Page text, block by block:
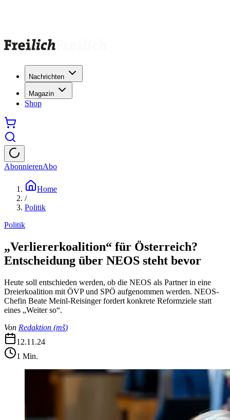
Nachrichten
Magazin
Shop
AbonnierenAbo
Home
/
Politik
Politik
„Verliererkoalition“ für Österreich?
Entscheidung über NEOS steht bevor
Heute soll entschieden werden, ob die NEOS als Partner in eine
Dreierkoalition mit ÖVP und SPÖ aufgenommen werden. NEOS-
Chefin Beate Meinl-Reisinger fordert konkrete Reformziele statt
eines „Weiter so“.
Von Redaktion (mš)
12.11.24
1 Min.